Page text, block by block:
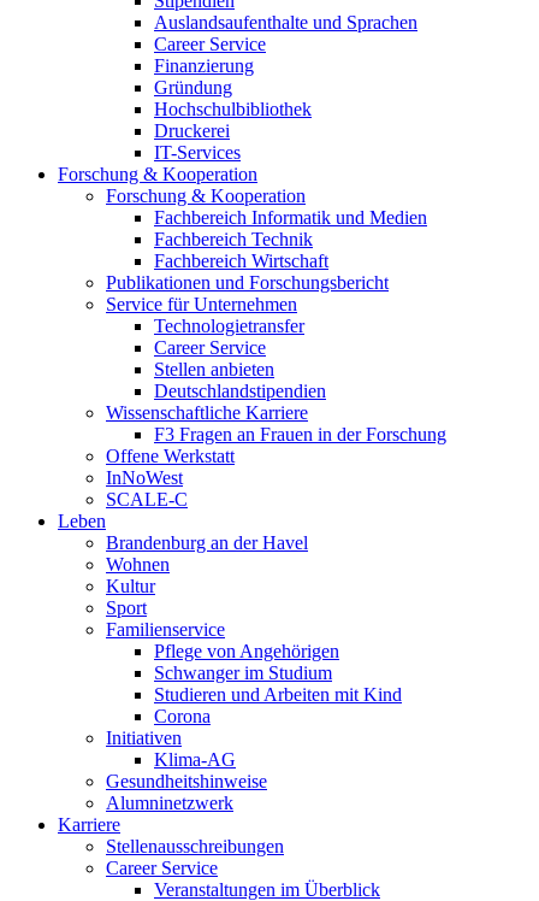
Auslandsaufenthalte und Sprachen
Career Service
Finanzierung
Gründung
Hochschulbibliothek
Druckerei
IT-Services
Forschung & Kooperation
Forschung & Kooperation
Fachbereich Informatik und Medien
Fachbereich Technik
Fachbereich Wirtschaft
Publikationen und Forschungsbericht
Service für Unternehmen
Technologietransfer
Career Service
Stellen anbieten
Deutschlandstipendien
Wissenschaftliche Karriere
F3 Fragen an Frauen in der Forschung
Offene Werkstatt
InNoWest
SCALE-C
Leben
Brandenburg an der Havel
Wohnen
Kultur
Sport
Familienservice
Pflege von Angehörigen
Schwanger im Studium
Studieren und Arbeiten mit Kind
Corona
Initiativen
Klima-AG
Gesundheitshinweise
Alumninetzwerk
Karriere
Stellenausschreibungen
Career Service
Veranstaltungen im Überblick